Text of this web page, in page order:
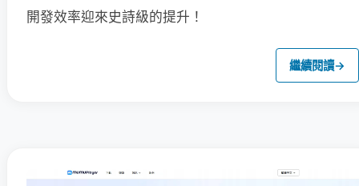
開發效率迎來史詩級的提升！
繼續閱讀→